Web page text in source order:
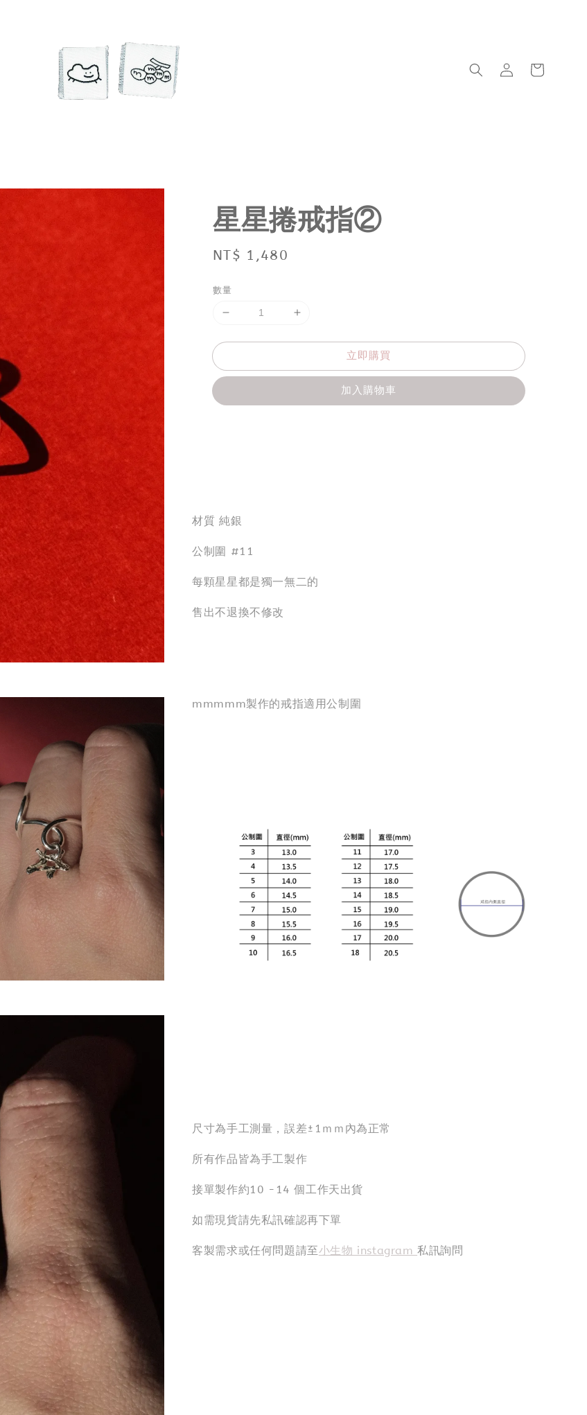
星星捲戒指②
Regular
NT$ 1,480
數量
立即購買
加入購物車
材質 純銀
公制圍 #11
每顆星星都是獨一無二的
售出不退換不修改
mmmmm製作的戒指適用公制圍
尺寸為手工測量，誤差±1ｍｍ內為正常
所有作品皆為手工製作
接單製作約10 -14 個工作天出貨
如需現貨請先私訊確認再下單
客製需求或任何問題請至小生物 instagram私訊詢問